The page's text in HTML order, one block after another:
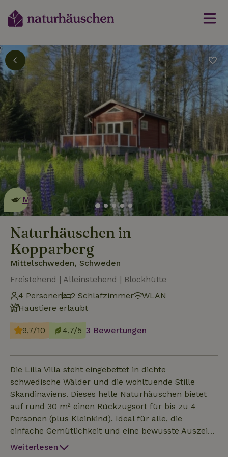
Dies ist ein
umweltschonendes
Naturhäuschen
Mehr erfahren
Naturhäuschen in
Kopparberg
Mittelschweden, Schweden
Freistehend | Alleinstehend | Blockhütte
4 Personen
2 Schlafzimmer
WLAN
Haustiere erlaubt
9,7/10 4,7/5 3 Bewertungen
Die Lilla Villa steht eingebettet in dichte
schwedische Wälder und die wohltuende Stille
Skandinaviens. Dieses helle Naturhäuschen bietet
auf rund 30 m² einen Rückzugsort für bis zu 4
Personen (plus Kleinkind). Ideal für alle, die
einfache Gemütlichkeit und eine bewusste Auszeit
suchen. Die Unterkunft Unser Holzhaus ist schlicht
Weiterlesen